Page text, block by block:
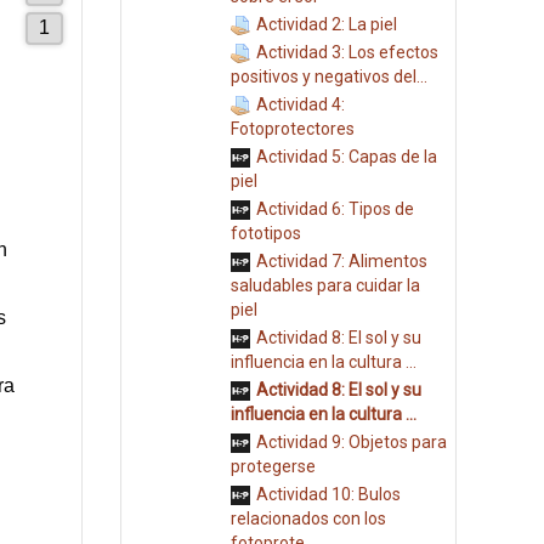
Actividad 2: La piel
Actividad 3: Los efectos
positivos y negativos del...
Actividad 4:
Fotoprotectores
Actividad 5: Capas de la
piel
Actividad 6: Tipos de
fototipos
Actividad 7: Alimentos
saludables para cuidar la
piel
Actividad 8: El sol y su
influencia en la cultura ...
Actividad 8: El sol y su
influencia en la cultura ...
Actividad 9: Objetos para
protegerse
Actividad 10: Bulos
relacionados con los